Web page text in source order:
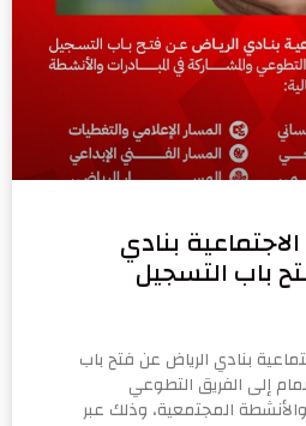
بنادي
باب التسجيل
بنادي الرياض عن فتح باب
إلى الفريق التطوعي
المجتمعية، وذلك عبر